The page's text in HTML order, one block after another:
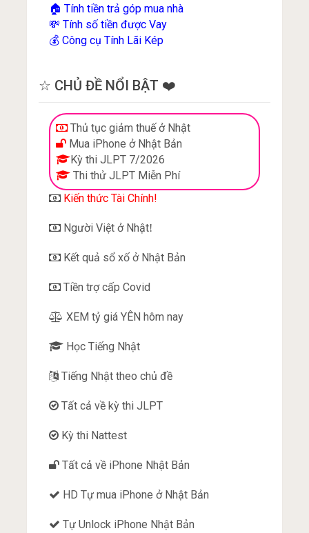
🏠Tính tiền trả góp mua nhà
💸Tính số tiền được Vay
💰Công cụ Tính Lãi Kép
☆ CHỦ ĐỀ NỔI BẬT ❤️
Thủ tục giảm thuế ở Nhật
Mua iPhone ở Nhật Bản
Kỳ thi JLPT 7/2026
Thi thử JLPT Miễn Phí
Kiến thức Tài Chính!
Người Việt ở Nhật!
Kết quả sổ xố ở Nhật Bản
Tiền trợ cấp Covid
XEM tỷ giá YÊN hôm nay
Học Tiếng Nhật
Tiếng Nhật theo chủ đề
Tất cả về kỳ thi JLPT
Kỳ thi Nattest
Tất cả về iPhone Nhật Bản
HD Tự mua iPhone ở Nhật Bản
Tự Unlock iPhone Nhật Bản